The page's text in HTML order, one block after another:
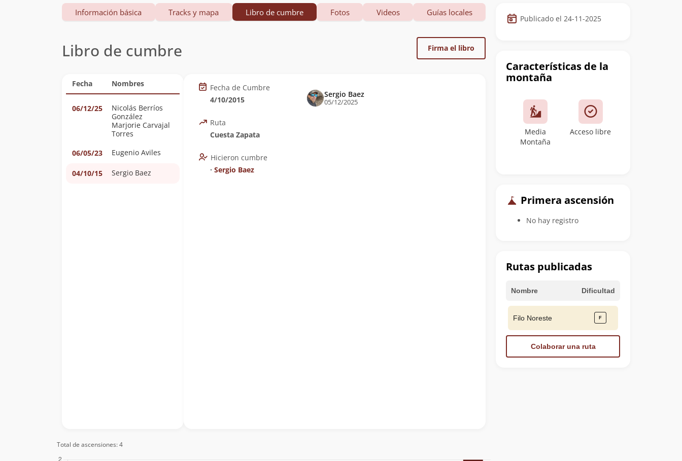
Datos
de
cumbre
Publicado el 24-11-2025
Características de la
montaña
Media
Montaña
Acceso libre
Primera ascensión
No hay registro
Rutas publicadas
Nombre Dificultad
Filo Noreste
Colaborar una ruta
Información básica Tracks y mapa Libro de cumbre Fotos Videos Guías locales
Libro de cumbre Firma el libro
Fecha Nombres
06/12/25
Nicolás Berríos
González
Marjorie Carvajal
Torres
06/05/23
Eugenio Aviles
04/10/15 Sergio Baez
Fecha de Cumbre
4/10/2015
Ruta
Cuesta Zapata
Hicieron cumbre
∙ Sergio Baez
Sergio Baez
05/12/2025
Total de ascensiones: 4